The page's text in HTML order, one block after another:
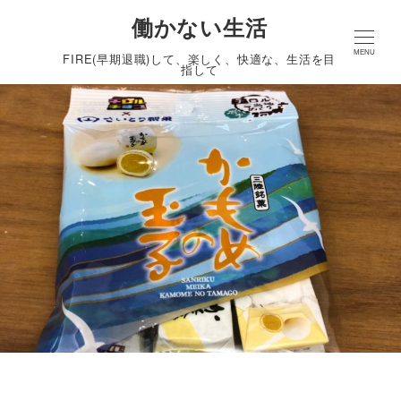
働かない生活
FIRE(早期退職)して、楽しく、快適な、生活を目
指して
MENU